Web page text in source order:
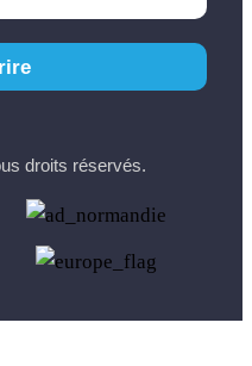
droits réservés.